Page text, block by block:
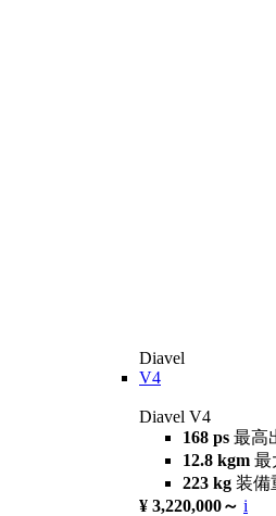
Diavel
V4
Diavel V4
168 ps 最高
12.8 kgm 最
223 kg 装備
¥ 3,220,000～ i